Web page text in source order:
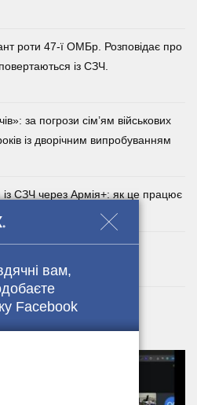
вам,
Facebook
роти 47-ї ОМБр. Розповідає про
із СЗЧ.
за погрози сім’ям військових
із дворічним випробуванням
СЗЧ через Армія+: як це працює
🌾🇺🇦